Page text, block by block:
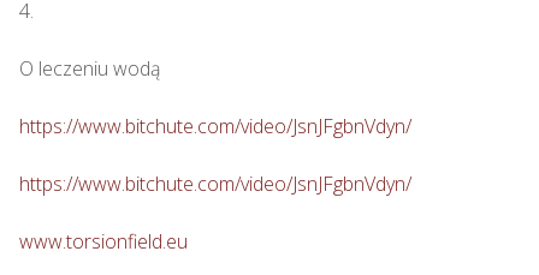
4.
O leczeniu wodą
https://www.bitchute.com/video/JsnJFgbnVdyn/
https://www.bitchute.com/video/JsnJFgbnVdyn/
www.torsionfield.eu